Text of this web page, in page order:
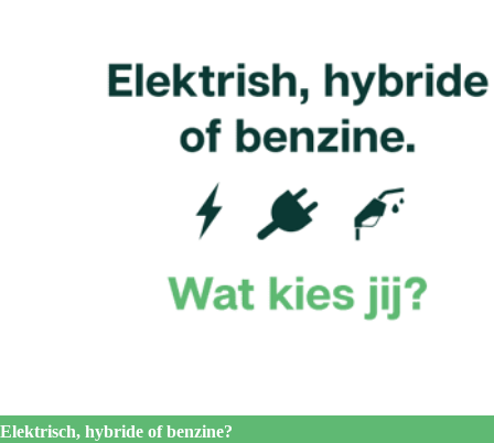
Elektrisch, hybride of benzine?